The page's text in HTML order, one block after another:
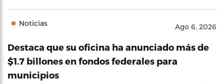
Noticias Ago 6, 2026
Destaca que su oficina ha anunciado más de
$1.7 billones en fondos federales para
municipios